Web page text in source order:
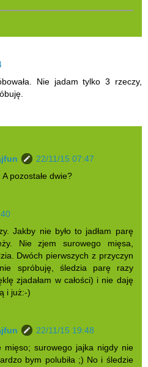
Nie jadam tylko 3 rzeczy,
22/11/15 07:47
pozostałe dwie?
Jakby nie było to jadłam parę
Nie zjem surowego mięsa,
Dwóch pierwszych z przyczyn
spróbuję, śledzia parę razy
zjadałam w całości) i nie daję
i już:-)
22/11/15 19:48
mięso; surowego jajka nigdy nie
bym polubiła ;) No i śledzie